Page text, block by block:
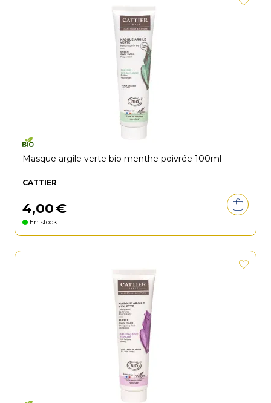
Masque argile verte bio menthe poivrée 100ml
CATTIER
4,00€
En stock